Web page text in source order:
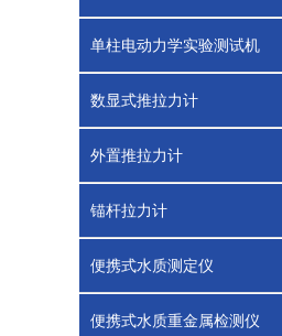
单柱电动力学实验测试机
数显式推拉力计
外置推拉力计
锚杆拉力计
便携式水质测定仪
便携式水质重金属检测仪